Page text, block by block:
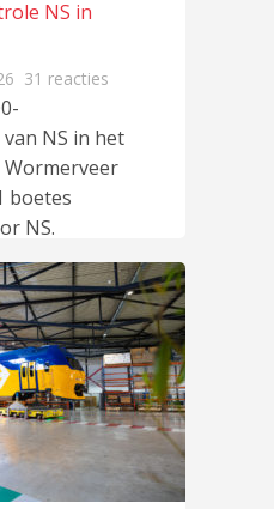
NS in
31 reacties
NS in het
boetes
NS.
ooklees